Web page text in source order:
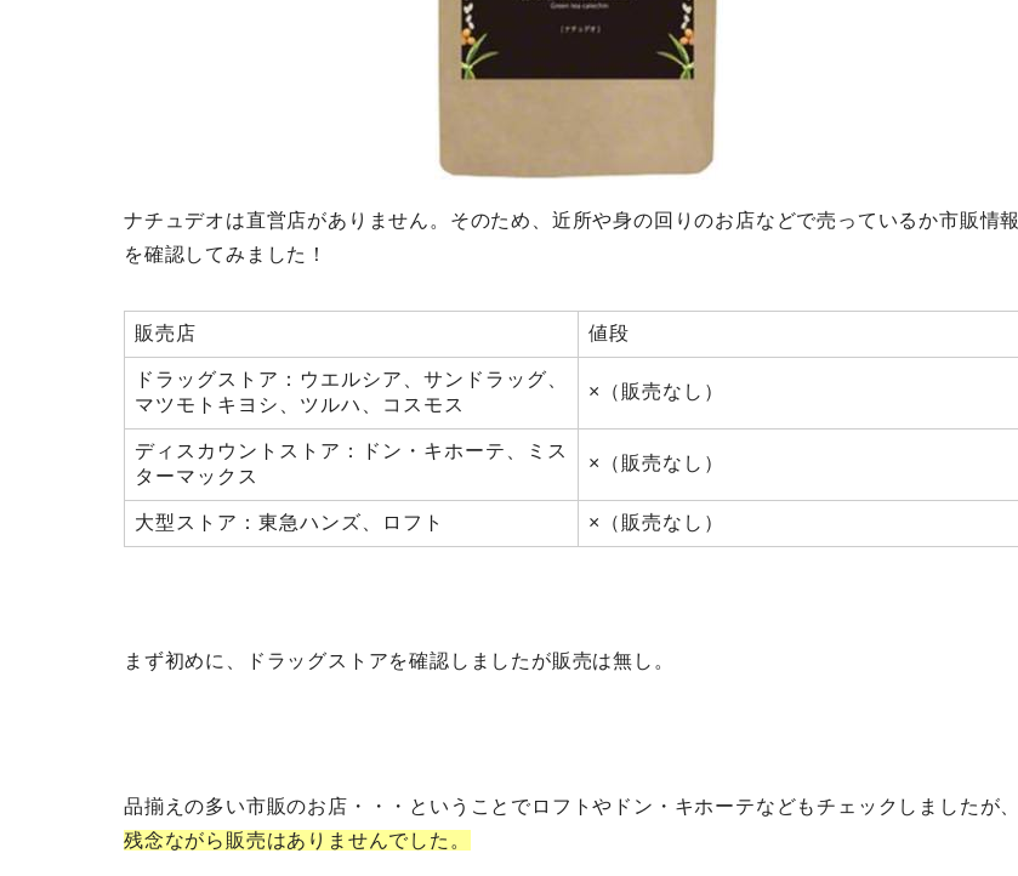
ナチュデオは直営店がありません。そのため、近所や身の回りのお店などで売っているか市販情報
を確認してみました！
販売店 値段
ドラッグストア ：ウエルシア、サンドラッグ、
マツモトキヨシ、ツルハ、コスモス
×（販売なし）
ディスカウントストア ：ドン・キホーテ、ミス
ターマックス
×（販売なし）
大型ストア ：東急ハンズ、ロフト ×（販売なし）
まず初めに、ドラッグストアを確認しましたが販売は無し。
品揃えの多い市販のお店・・・ということでロフトやドン・キホーテなどもチェックしましたが、
残念ながら販売はありませんでした。